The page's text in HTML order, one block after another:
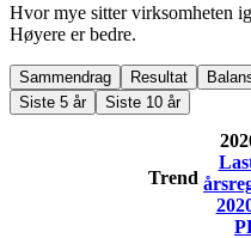
Hvor mye sitter virksomheten
Høyere er bedre.
Sammendrag Resultat
Siste 5 år
Siste 10 år
Trend